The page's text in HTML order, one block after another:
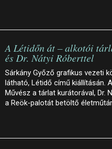
A Létidőn át – alkotói
és Dr. Nátyi Róberttel
Sárkány Győző grafikus vezeti
látható, Létidő című kiállításán.
Művész a tárlat kurátorával, Dr.
a Reök-palotát betöltő